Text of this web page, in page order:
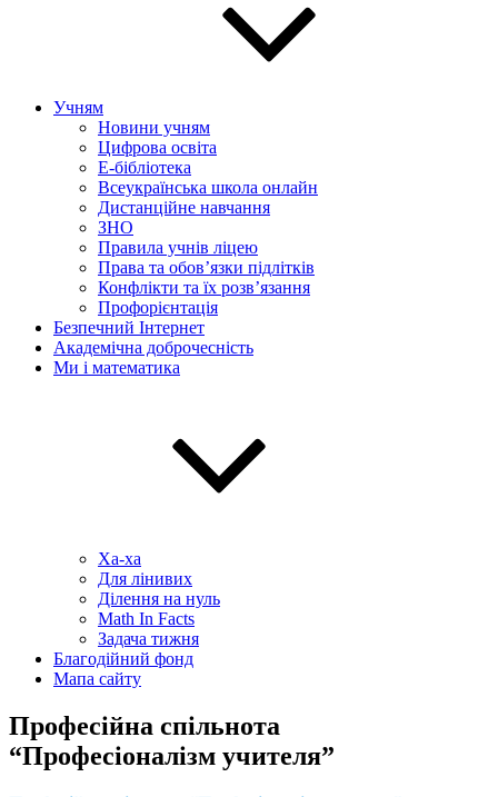
Учням
Новини учням
Цифрова освіта
E-бібліотека
Всеукраїнська школа онлайн
Дистанційне навчання
ЗНО
Правила учнів ліцею
Права та обов’язки підлітків
Конфлікти та їх розв’язання
Профорієнтація
Безпечний Інтернет
Академічна доброчесність
Ми і математика
Ха-ха
Для лінивих
Ділення на нуль
Math In Facts
Задача тижня
Благодійний фонд
Мапа сайту
Професійна спільнота
“Професіоналізм учителя”